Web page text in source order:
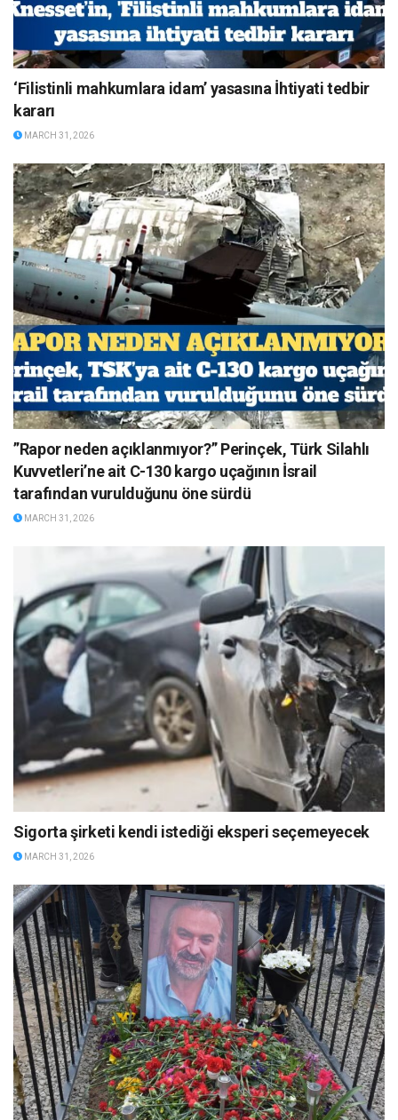
‘Filistinli mahkumlara idam’ yasasına İhtiyati tedbir
kararı
MARCH 31, 2026
”Rapor neden açıklanmıyor?” Perinçek, Türk Silahlı
Kuvvetleri’ne ait C-130 kargo uçağının İsrail
tarafından vurulduğunu öne sürdü
MARCH 31, 2026
Sigorta şirketi kendi istediği eksperi seçemeyecek
MARCH 31, 2026